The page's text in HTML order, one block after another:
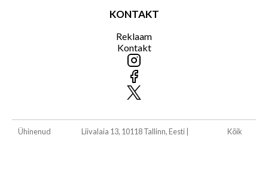
KONTAKT
Reklaam
Kontakt
Ühinenud
Liivalaia 13, 10118 Tallinn, Eesti
Kõik